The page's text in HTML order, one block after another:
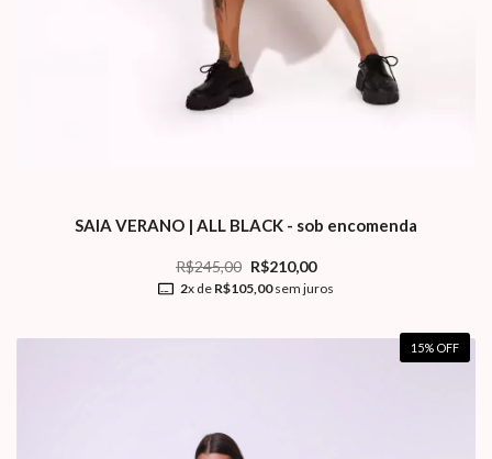
SAIA VERANO | ALL BLACK - sob encomenda
R$245,00 R$210,00
2x de R$105,00sem juros
15% OFF